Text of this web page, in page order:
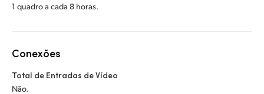
1 quadro a cada 8 horas.
Conexões
Total de Entradas de Vídeo
Não.